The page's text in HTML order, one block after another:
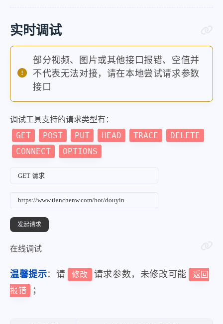
实时调试
部分视频、图片或其他接口报错、空值并
不代表无法对接，请在本地尝试请求参数
接口
调试工具支持的请求类型有：
GET POST PUT HEAD TRACE
DELETE
CONNECT
OPTIONS
在线调试
温馨提示：请 修改 请求参数，未修改可能
返回
报错
；